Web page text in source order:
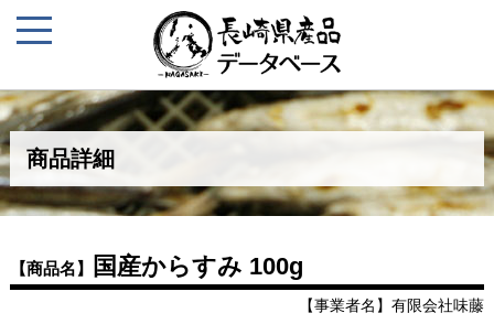
商品詳細
【商品名】 国産からすみ 100g
【事業者名】有限会社味藤